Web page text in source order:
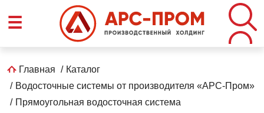
☰
Строка
навигации
Главная
Каталог
Водосточные системы от производителя «АРС-Пром»
Прямоугольная водосточная система